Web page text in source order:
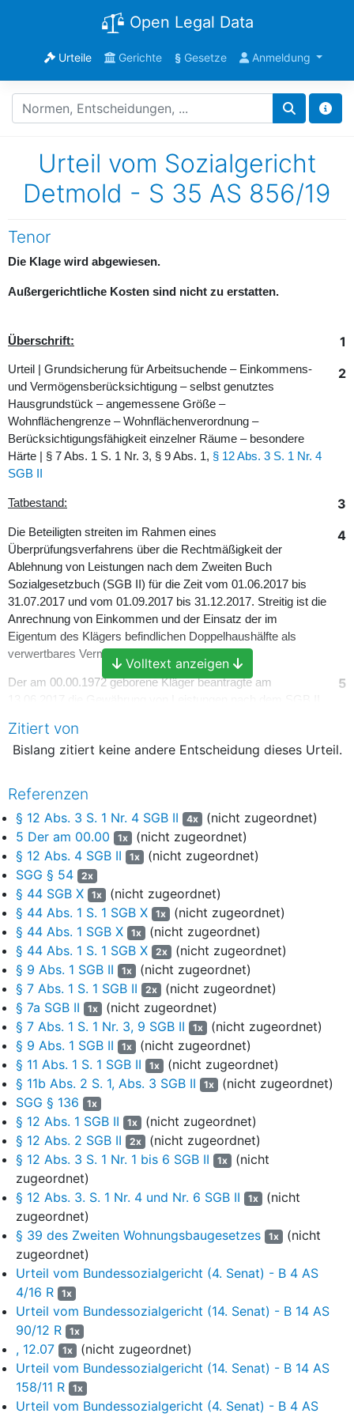
Open Legal Data
Urteile Gerichte §Gesetze Anmeldung
Urteil vom Sozialgericht
Detmold - S 35 AS 856/19
Tenor
Die Klage wird abgewiesen.
Außergerichtliche Kosten sind nicht zu erstatten.
1
Überschrift:
2
Urteil | Grundsicherung für Arbeitsuchende – Einkommens-
und Vermögensberücksichtigung – selbst genutztes
Hausgrundstück – angemessene Größe –
Wohnflächengrenze – Wohnflächenverordnung –
Berücksichtigungsfähigkeit einzelner Räume – besondere
Härte | § 7 Abs. 1 S. 1 Nr. 3, § 9 Abs. 1, § 12 Abs. 3 S. 1 Nr. 4
SGB II
3
Tatbestand:
4
Die Beteiligten streiten im Rahmen eines
Überprüfungsverfahrens über die Rechtmäßigkeit der
Ablehnung von Leistungen nach dem Zweiten Buch
Sozialgesetzbuch (SGB II) für die Zeit vom 01.06.2017 bis
31.07.2017 und vom 01.09.2017 bis 31.12.2017. Streitig ist die
Anrechnung von Einkommen und der Einsatz der im
Eigentum des Klägers befindlichen Doppelhaushälfte als
verwertbares Vermögen.
5
Der am 00.00.1972 geborene Kläger beantragte am
bebauten Grundstücks im B-weg 0 in T (Grundbuch T Blatt
2951, lfd. Nr. 1 im Bestandsverzeichnis, Gemarkung T, Flur 5,
323m². Die Doppelhaushälfte verfügt, laut gutachterlicher
Stellungnahme des Gutachterausschusses für
Grundstückswerte im Kreis I vom 10.06.2022, über eine
Wohnfläche von 119,70m², die sich auf Flächen und Räume
im Erd- und Untergeschoss der zweistöckigen
Doppelhaushälfte zuzüglich einer auf einem Carport
befindlichen Dachterrasse zusammensetzt. Die Fläche im
Erdgeschoss beträgt 64,82m² und setzt sich neben Flur,
Wohnzimmer, Terrasse, WC, Küche und Abstellraum auch
aus einem mit 5,58m² groß bemessenen
Hauswirtschafts-/Heizungsraum zusammen. Dieser Raum ist
vom zentralen Eingangsflur im Erdgeschoss durch eine Tür
zu erreichen und beinhaltet den für die Beheizung der
Wohnung notwendigen Gaskessel der im Haus eingebauten
Gasheizung. Daneben wird er für die Lagerung von
hauswirtschaftlichen Gegenständen, eines Wäscheständers
und zur Unterbringung von zwei Waschmaschinen und einem
Trockner genutzt. Die Fläche des Obergeschosses beträgt
54,88m² und setzt sich neben einem Bad, einem Eltern- und
einem Kinderzimmer aus einer auf dem Carport befindlichen
Terrasse mit einer Fläche von 5,72m², einem weiteren
Kinderzimmer mit einer Fläche von 11,16m² und einem Flur
zum Spitzboden mit weiteren 2,42m² zusammen. Ohne
Dachterrasse verfügt die Doppelhaushälfte über eine
Wohnfläche von 113,98m². Der Kläger zahlte am 21.07.2006
einen Kaufpreis in Höhe von 120.000,00 Euro für das
Hausgrundstück. Der Verkehrswert des Grundstücks lag laut
gutachterlicher Stellungnahme zum Wertermittlungs- und
Qualitätsstichtag 01.02.2019 bei rund 150.000,00 Euro. Neben
seinem Grundstücksvermögen verfügte der Kläger im
streitbefangenen Zeitraum über Einnahmen aus
unselbstständiger Tätigkeit bei dem Restaurant F H, aus
Arbeitslosengeld I, aus Unfallrente, aus dem Betrieb einer
Fotovoltaikanlage und aus Vermietung. Eine Vermietung
erfolgte bis zum 31.08.2017. Ab dem 01.09.2017 bewohnte der
Kläger die Doppelhaushälfte allein.
Volltext anzeigen
Zitiert von
Bislang zitiert keine andere Entscheidung dieses Urteil.
Referenzen
§ 12 Abs. 3 S. 1 Nr. 4 SGB II 4x (nicht zugeordnet)
5 Der am 00.00
1x (nicht zugeordnet)
§ 12 Abs. 4 SGB II
1x (nicht zugeordnet)
SGG § 54
2x
§ 44 SGB X 1x (nicht zugeordnet)
§ 44 Abs. 1 S. 1 SGB X
1x (nicht zugeordnet)
§ 44 Abs. 1 SGB X
1x (nicht zugeordnet)
§ 44 Abs. 1 S. 1 SGB X
2x (nicht zugeordnet)
§ 9 Abs. 1 SGB II
1x (nicht zugeordnet)
§ 7 Abs. 1 S. 1 SGB II
2x (nicht zugeordnet)
§ 7a SGB II
1x (nicht zugeordnet)
§ 7 Abs. 1 S. 1 Nr. 3, 9 SGB II
1x (nicht zugeordnet)
§ 9 Abs. 1 SGB II
1x (nicht zugeordnet)
§ 11 Abs. 1 S. 1 SGB II
1x (nicht zugeordnet)
§ 11b Abs. 2 S. 1, Abs. 3 SGB II
1x (nicht zugeordnet)
SGG § 136
1x
§ 12 Abs. 1 SGB II 1x (nicht zugeordnet)
§ 12 Abs. 2 SGB II
2x (nicht zugeordnet)
§ 12 Abs. 3 S. 1 Nr. 1 bis 6 SGB II
1x (nicht
zugeordnet)
§ 12 Abs. 3. S. 1 Nr. 4 und Nr. 6 SGB II
1x (nicht
zugeordnet)
§ 39 des Zweiten Wohnungsbaugesetzes
1x (nicht
zugeordnet)
Urteil vom Bundessozialgericht (4. Senat) - B 4 AS
4/16 R
1x
Urteil vom Bundessozialgericht (14. Senat) - B 14 AS
90/12 R
1x
, 12.07 1x (nicht zugeordnet)
Urteil vom Bundessozialgericht (14. Senat) - B 14 AS
158/11 R
1x
Urteil vom Bundessozialgericht (4. Senat) - B 4 AS